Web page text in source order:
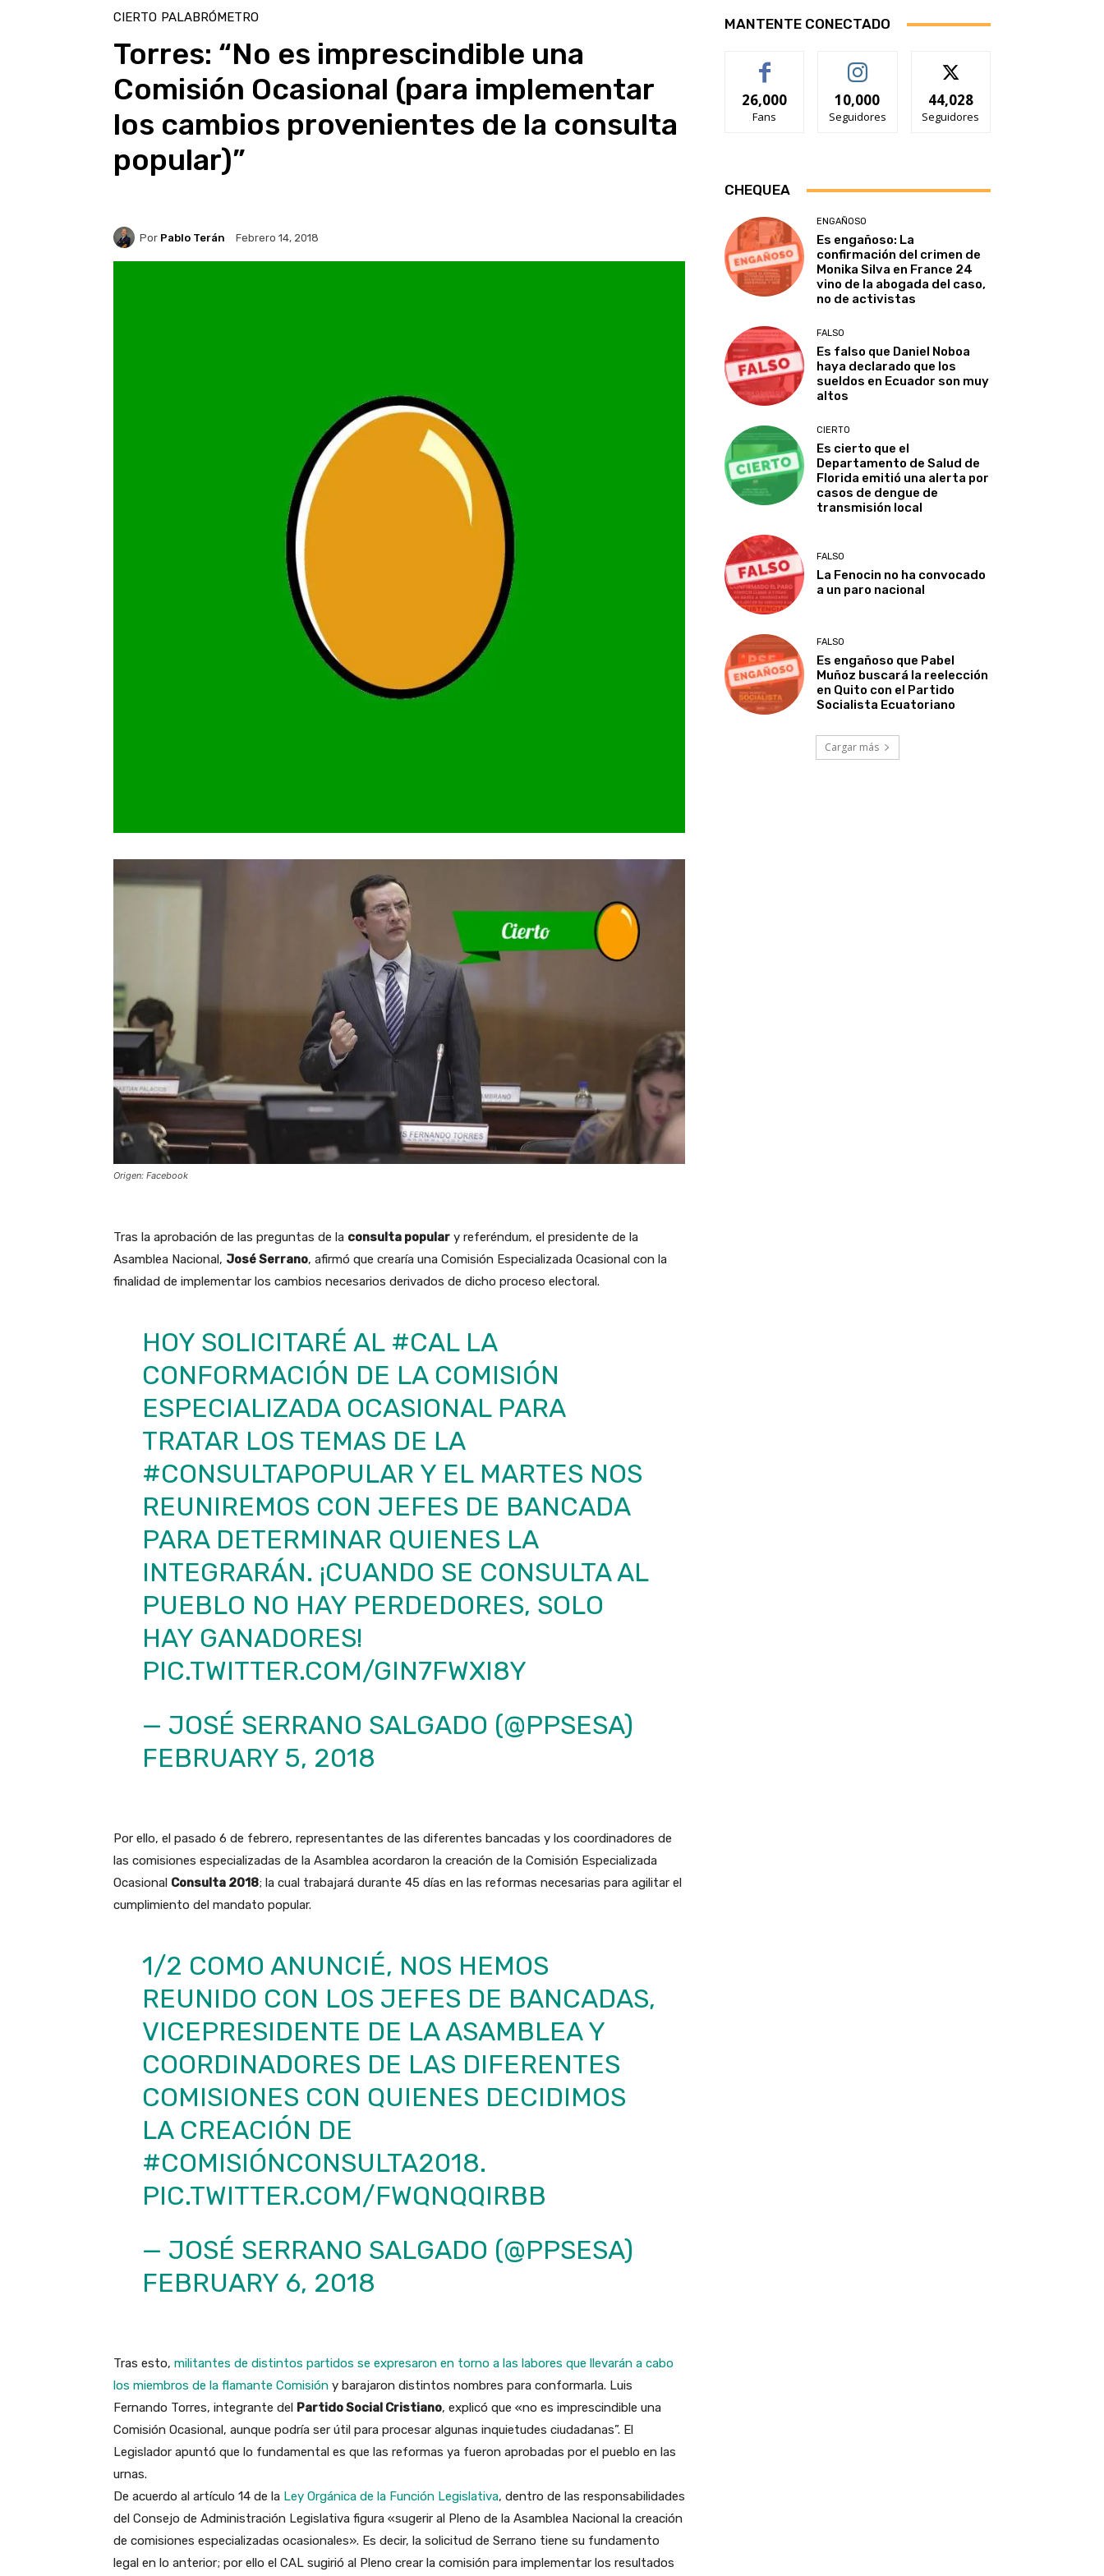
CIERTO PALABRÓMETRO
Torres: “No es imprescindible una
Comisión Ocasional (para implementar
los cambios provenientes de la consulta
popular)”
Por Pablo Terán Febrero 14, 2018
Origen: Facebook
Tras la aprobación de las preguntas de la consulta popular y referéndum, el presidente de la
Asamblea Nacional, José Serrano, afirmó que crearía una Comisión Especializada Ocasional con la
finalidad de implementar los cambios necesarios derivados de dicho proceso electoral.
HOY SOLICITARÉ AL #CALLA
CONFORMACIÓN DE LA COMISIÓN
ESPECIALIZADA OCASIONAL PARA
TRATAR LOS TEMAS DE LA
#CONSULTAPOPULAR Y EL MARTES NOS
REUNIREMOS CON JEFES DE BANCADA
PARA DETERMINAR QUIENES LA
INTEGRARÁN. ¡CUANDO SE CONSULTA AL
PUEBLO NO HAY PERDEDORES, SOLO
HAY GANADORES!
PIC.TWITTER.COM/GIN7FWXI8Y
— JOSÉ SERRANO SALGADO (@PPSESA)
FEBRUARY 5, 2018
Por ello, el pasado 6 de febrero, representantes de las diferentes bancadas y los coordinadores de
las comisiones especializadas de la Asamblea acordaron la creación de la Comisión Especializada
Ocasional Consulta 2018; la cual trabajará durante 45 días en las reformas necesarias para agilitar el
cumplimiento del mandato popular.
1/2 COMO ANUNCIÉ, NOS HEMOS
REUNIDO CON LOS JEFES DE BANCADAS,
VICEPRESIDENTE DE LA ASAMBLEA Y
COORDINADORES DE LAS DIFERENTES
COMISIONES CON QUIENES DECIDIMOS
LA CREACIÓN DE
#COMISIÓNCONSULTA2018.
PIC.TWITTER.COM/FWQNQQIRBB
— JOSÉ SERRANO SALGADO (@PPSESA)
FEBRUARY 6, 2018
Tras esto, militantes de distintos partidos se expresaron en torno a las labores que llevarán a cabo
los miembros de la flamante Comisión y barajaron distintos nombres para conformarla. Luis
Fernando Torres, integrante del Partido Social Cristiano, explicó que «no es imprescindible una
Comisión Ocasional, aunque podría ser útil para procesar algunas inquietudes ciudadanas”. El
Legislador apuntó que lo fundamental es que las reformas ya fueron aprobadas por el pueblo en las
urnas.
De acuerdo al artículo 14 de la Ley Orgánica de la Función Legislativa, dentro de las responsabilidades
del Consejo de Administración Legislativa figura «sugerir al Pleno de la Asamblea Nacional la creación
de comisiones especializadas ocasionales». Es decir, la solicitud de Serrano tiene su fundamento
legal en lo anterior; por ello el CAL sugirió al Pleno crear la comisión para implementar los resultados
MANTENTE CONECTADO
26,000
Fans
10,000
Seguidores
44,028
Seguidores
CHEQUEA
ENGAÑOSO
Es engañoso: La
confirmación del crimen de
Monika Silva en France 24
vino de la abogada del caso,
no de activistas
FALSO
Es falso que Daniel Noboa
haya declarado que los
sueldos en Ecuador son muy
altos
CIERTO
Es cierto que el
Departamento de Salud de
Florida emitió una alerta por
casos de dengue de
transmisión local
FALSO
La Fenocin no ha convocado
a un paro nacional
FALSO
Es engañoso que Pabel
Muñoz buscará la reelección
en Quito con el Partido
Socialista Ecuatoriano
Cargar más